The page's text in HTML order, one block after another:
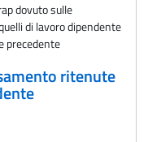
dovuto sulle
di lavoro dipendente
precedente
ritenute